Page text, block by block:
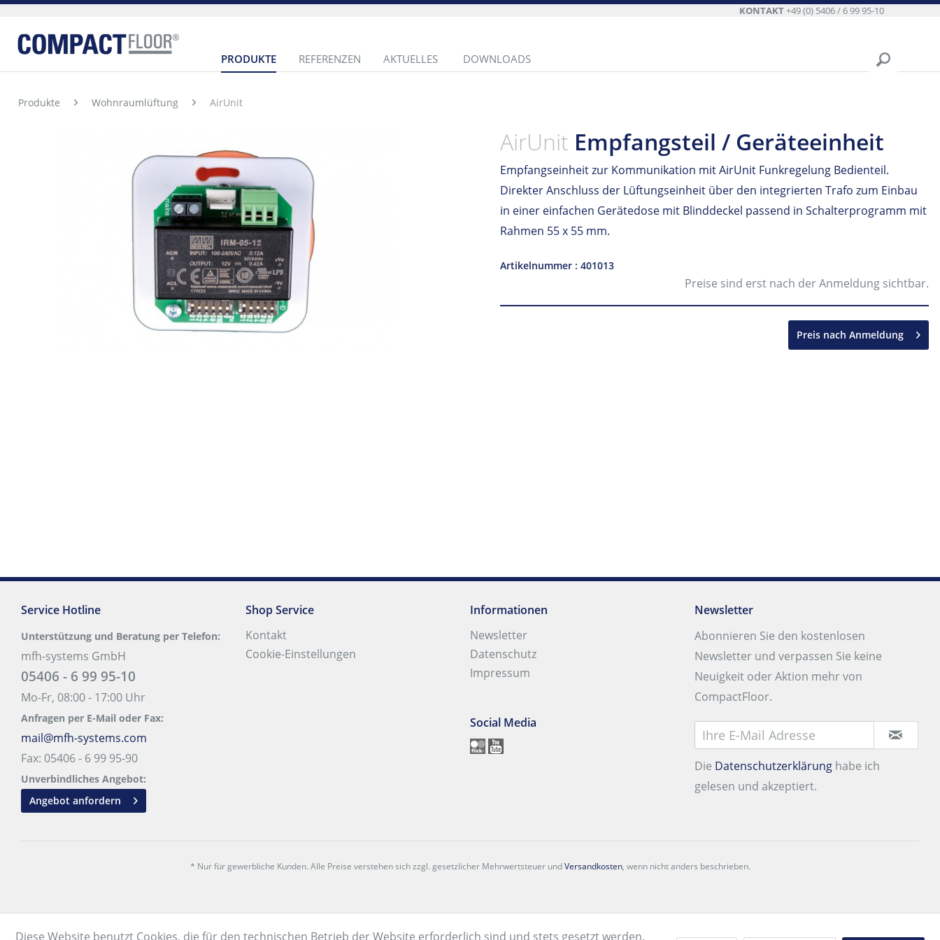
KONTAKT+49 (0) 5406 / 6 99 95-10
PRODUKTE REFERENZEN AKTUELLES DOWNLOADS
Produkte Wohnraumlüftung AirUnit
AirUnit Empfangsteil / Geräteeinheit
Empfangseinheit zur Kommunikation mit AirUnit Funkregelung Bedienteil.
Direkter Anschluss der Lüftungseinheit über den integrierten Trafo zum Einbau
in einer einfachen Gerätedose mit Blinddeckel passend in Schalterprogramm mit
Rahmen 55 x 55 mm.
Artikelnummer : 401013
Preise sind erst nach der Anmeldung sichtbar.
Preis nach Anmeldung
Service Hotline
Unterstützung und Beratung per Telefon:
mfh-systems GmbH
05406 - 6 99 95-10
Mo-Fr, 08:00 - 17:00 Uhr
Anfragen per E-Mail oder Fax:
mail@mfh-systems.com
Fax: 05406 - 6 99 95-90
Unverbindliches Angebot:
Angebot anfordern
Shop Service
Kontakt
Cookie-Einstellungen
Informationen
Newsletter
Datenschutz
Impressum
Social Media
Newsletter
Abonnieren Sie den kostenlosen
Newsletter und verpassen Sie keine
Neuigkeit oder Aktion mehr von
CompactFloor.
Die Datenschutzerklärung habe ich
gelesen und akzeptiert.
* Nur für gewerbliche Kunden. Alle Preise verstehen sich zzgl. gesetzlicher Mehrwertsteuer undVersandkosten, wenn nicht anders beschrieben.
Diese Website benutzt Cookies, die für den technischen Betrieb der Website erforderlich sind und stets gesetzt werden.